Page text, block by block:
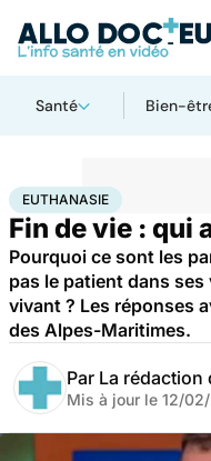
Santé Bien-
AccueilSantéEuthanasie
EUTHANASIE
Fin de vie : qui
Pourquoi ce sont les
pas le patient dans
vivant ? Les réponses
des Alpes-Maritimes.
Par La rédaction
Mis à jour le 12/